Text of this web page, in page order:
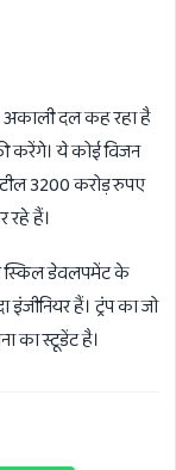
अकाली दल कह रहा है
करेंगे। ये कोई विजन
3200 करोड़ रुपए
रहे हैं।
स्किल डेवलपमेंट के
हैं। ट्रंप का जो
का स्टूडेंट है।